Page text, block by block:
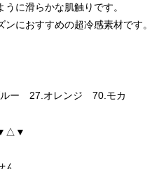
に滑らかな肌触りです。
におすすめの超冷感素材です。
ー 27.オレンジ 70.モカ